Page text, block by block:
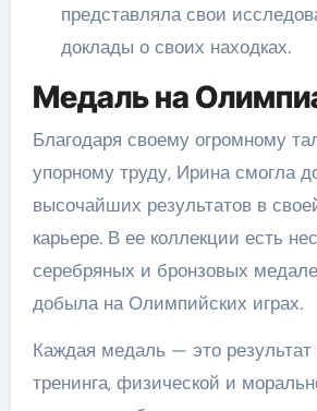
представляла свои
доклады о своих находках.
Медаль на
Благодаря своему огромному
упорному труду, Ирина смогла
высочайших результатов в
карьере. В ее коллекции есть
серебряных и бронзовых
добыла на Олимпийских играх.
Каждая медаль — это результат
тренинга, физической и